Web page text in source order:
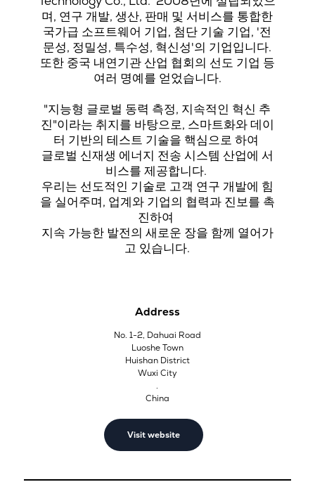
며, 연구 개발, 생산, 판매 및 서비스를 통합한
국가급 소프트웨어 기업, 첨단 기술 기업, '전
문성, 정밀성, 특수성, 혁신성'의 기업입니다.
또한 중국 내연기관 산업 협회의 선도 기업 등
여러 명예를 얻었습니다.
"지능형 글로벌 동력 측정, 지속적인 혁신 추
진"이라는 취지를 바탕으로, 스마트화와 데이
터 기반의 테스트 기술을 핵심으로 하여
글로벌 신재생 에너지 전송 시스템 산업에 서
비스를 제공합니다.
우리는 선도적인 기술로 고객 연구 개발에 힘
을 실어주며, 업계와 기업의 협력과 진보를 촉
진하여
지속 가능한 발전의 새로운 장을 함께 열어가
고 있습니다.
Address
No. 1-2, Dahuai Road
Luoshe Town
Huishan District
Wuxi City
.
China
Visit website